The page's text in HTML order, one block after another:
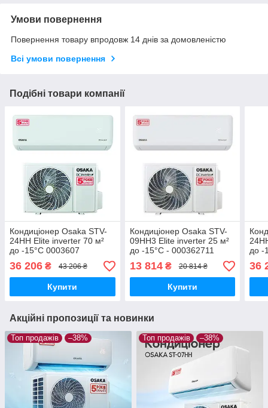
Умови повернення
Повернення товару впродовж 14 днів за домовленістю
Всі умови повернення
Подібні товари компанії
Кондиціонер Osaka STV-
24HH Elite inverter 70 м²
до -15°C 0003607
36 206 ₴ 43 206 ₴
Купити
Кондиціонер Osaka STV-
09HH3 Elite inverter 25 м²
до -15°C - 000362711
13 814₴ 20 814 ₴
Купити
до -
36
Акційні пропозиції та новинки
Топ продажів –38% Топ продажів –38%